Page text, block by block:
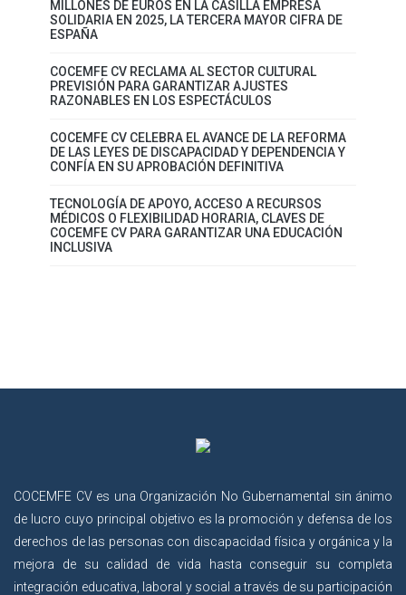
MILLONES DE EUROS EN LA CASILLA EMPRESA
SOLIDARIA EN 2025, LA TERCERA MAYOR CIFRA DE
ESPAÑA
COCEMFE CV RECLAMA AL SECTOR CULTURAL
PREVISIÓN PARA GARANTIZAR AJUSTES
RAZONABLES EN LOS ESPECTÁCULOS
COCEMFE CV CELEBRA EL AVANCE DE LA REFORMA
DE LAS LEYES DE DISCAPACIDAD Y DEPENDENCIA Y
CONFÍA EN SU APROBACIÓN DEFINITIVA
TECNOLOGÍA DE APOYO, ACCESO A RECURSOS
MÉDICOS O FLEXIBILIDAD HORARIA, CLAVES DE
COCEMFE CV PARA GARANTIZAR UNA EDUCACIÓN
INCLUSIVA
COCEMFE CV es una Organización No Gubernamental sin ánimo
de lucro cuyo principal objetivo es la promoción y defensa de los
derechos de las personas con discapacidad física y orgánica y la
mejora de su calidad de vida hasta conseguir su completa
integración educativa, laboral y social a través de su participación